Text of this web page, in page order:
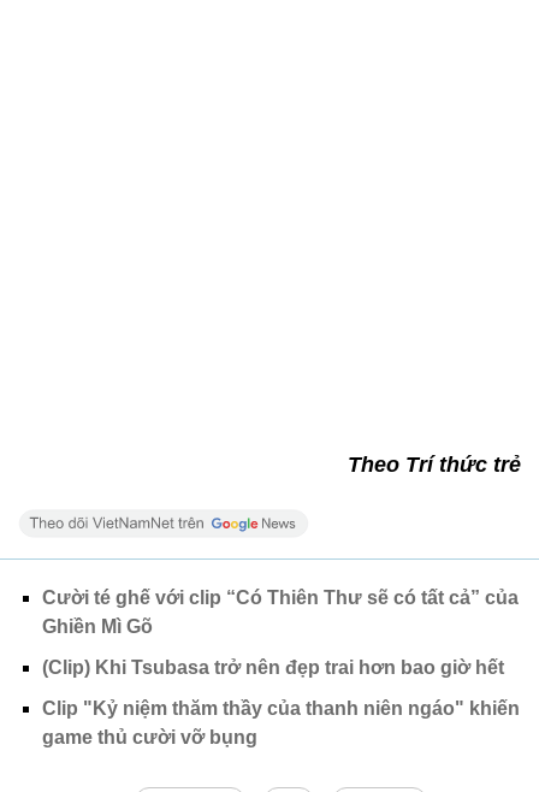
Theo Trí thức trẻ
Cười té ghế với clip “Có Thiên Thư sẽ có tất cả” của
Ghiền Mì Gõ
(Clip) Khi Tsubasa trở nên đẹp trai hơn bao giờ hết
Clip "Kỷ niệm thăm thầy của thanh niên ngáo" khiến
game thủ cười vỡ bụng